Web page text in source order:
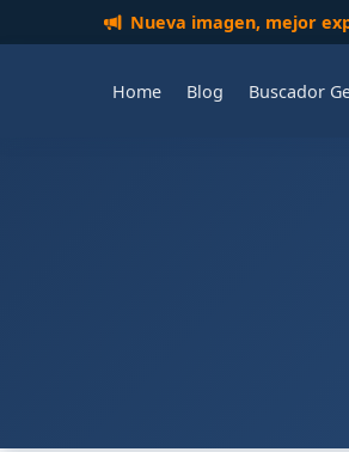
Nueva imagen, mejor
Home Blog Buscador